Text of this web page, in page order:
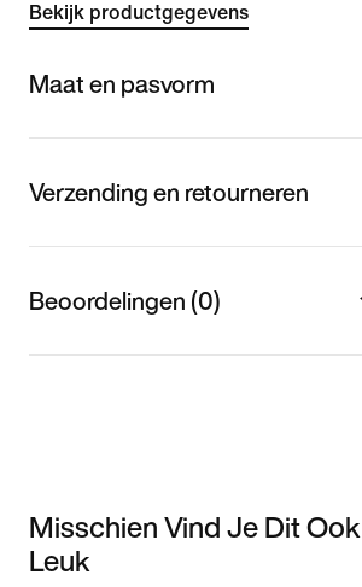
Bekijk productgegevens
Maat en pasvorm
Verzending en retourneren
Beoordelingen (0)
Misschien Vind Je Dit Ook
Leuk